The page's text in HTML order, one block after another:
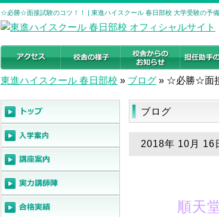
☆必勝☆面接試験のコツ！！ | 東進ハイスクール 春日部校 大学受験の予
東進ハイスクール 春日部校 » ブログ » ☆必勝☆面
ブログ
2018年 10月
順天